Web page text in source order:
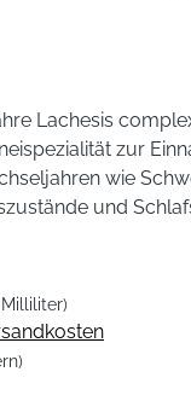
Lachesis
zur
wie
und